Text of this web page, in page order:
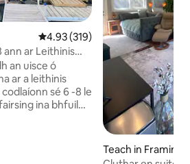
Meánrátáil 4.93 as 5, 319
4.93 (319)
ann ar Leithinis
an uisce ó
ar a leithinis
sé 6 -8 le
ina bhfuil
Teach in